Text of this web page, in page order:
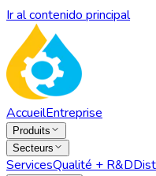
Ir al contenido principal
AccueilEntreprise
Produits
Secteurs
ServicesQualité + R&D